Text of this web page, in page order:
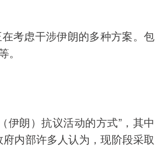
考虑干涉伊朗的多种方案。包
伊朗）抗议活动的方式”，其中
内部许多人认为，现阶段采取